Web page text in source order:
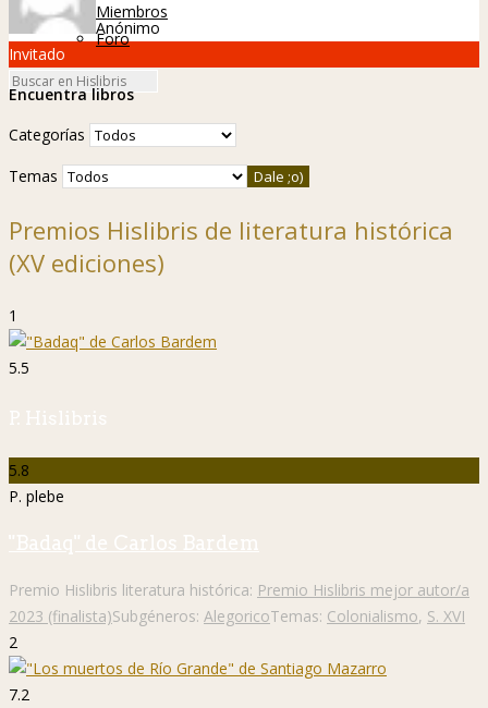
Miembros
Foro
Anónimo
Invitado
Encuentra libros
Categorías
Temas
Premios Hislibris de literatura histórica
(XV ediciones)
1
5.5
P. Hislibris
5.8
P. plebe
"Badaq" de Carlos Bardem
Premio Hislibris literatura histórica: Premio Hislibris mejor autor/a
2023 (finalista)Subgéneros: AlegoricoTemas: Colonialismo, S. XVI
2
7.2